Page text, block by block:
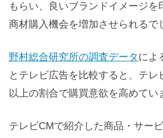
もらい、良いブランドイメージを
商材購入機会を増加させられるで
野村総合研究所の調査データ によ
とテレビ広告を比較すると、テレ
以上の割合で購買意欲を高めてい
テレビCMで紹介した商品・サー